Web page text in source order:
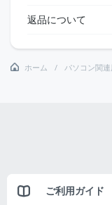
返品について
ホーム パソコン関
ご利用ガイド